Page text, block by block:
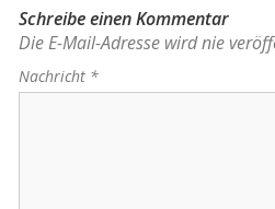
Schreibe einen Kommentar
Die E-Mail-Adresse wird nie
Nachricht *